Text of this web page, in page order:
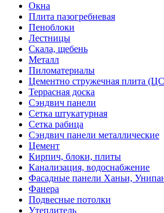
Окна
Плита пазогребневая
Пеноблоки
Лестницы
Скала, щебень
Металл
Пиломатериалы
Цементно стружечная плита
Террасная доска
Сэндвич панели
Сетка штукатурная
Сетка рабица
Сэндвич панели металлические
Цемент
Кирпич, блоки, плиты
Канализация, водоснабжение
Фасадные панели Ханьи,
Фанера
Подвесные потолки
Утеплитель